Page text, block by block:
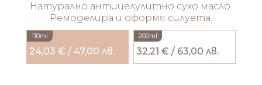
Натурално антицелулитно сухо масло.
Ремоделира и оформя силуета.
110ml
24,03 € / 47,00 лв.
200ml
32,21 € / 63,00 лв.